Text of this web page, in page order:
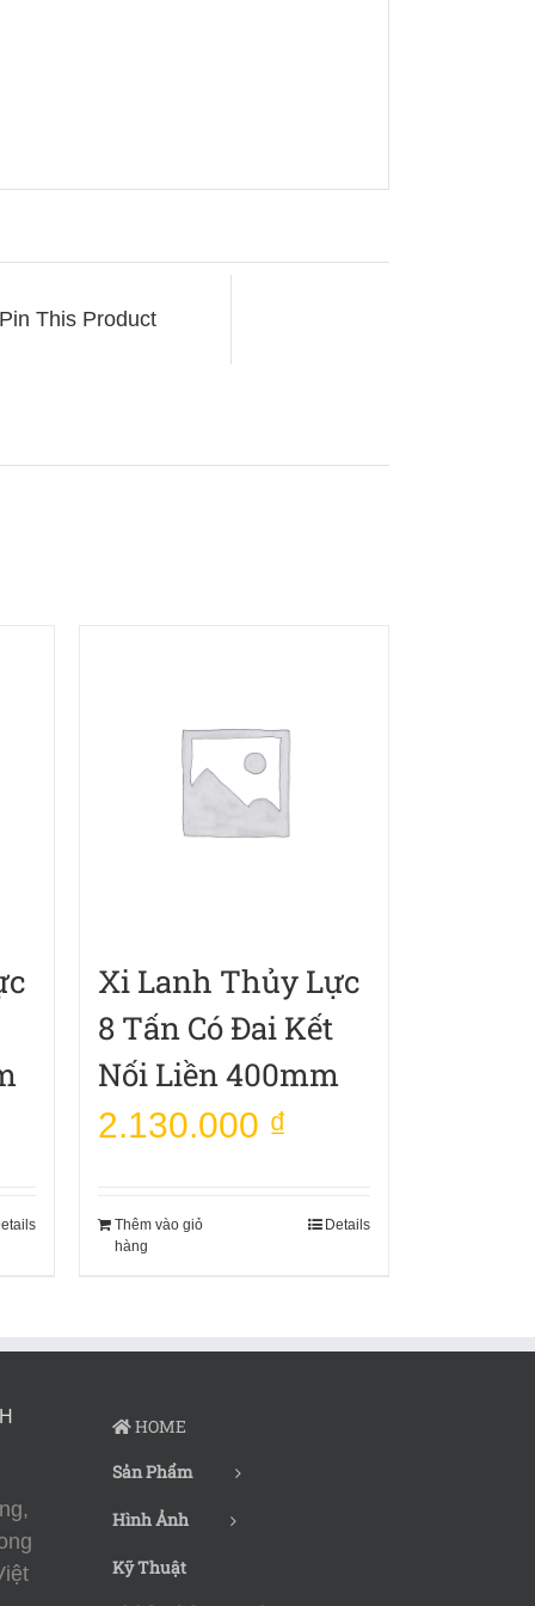
Pin This Product
Xi Lanh Thủy Lực
8 Tấn Có Đai Kết
Nối Liền 400mm
2.130.000 ₫
Thêm vào giỏ
hàng
Details
HOME
Sản Phẩm
Hình Ảnh
Kỹ Thuật